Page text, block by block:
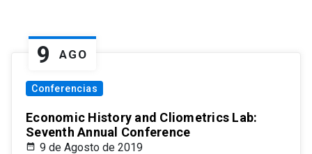
9 AGO
Conferencias
Economic History and Cliometrics Lab:
Seventh Annual Conference
9 de Agosto de 2019